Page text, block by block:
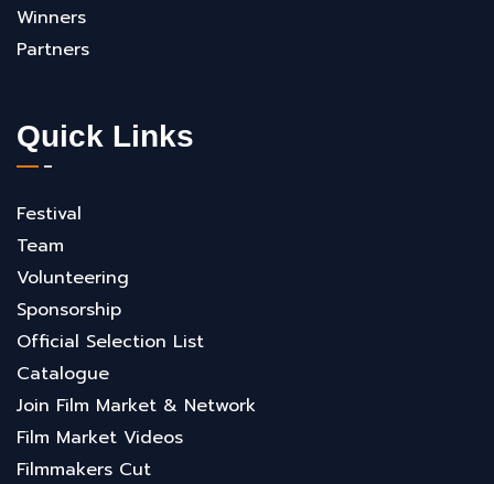
Winners
Partners
Quick Links
Festival
Team
Volunteering
Sponsorship
Official Selection List
Catalogue
Join Film Market & Network
Film Market Videos
Filmmakers Cut